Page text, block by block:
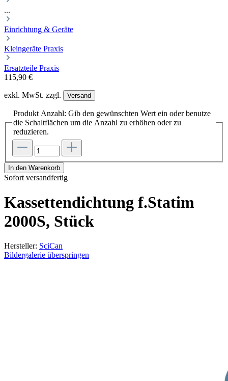
...
Einrichtung & Geräte
Kleingeräte Praxis
Ersatzteile Praxis
115,90 €
exkl. MwSt. zzgl. Versand
Produkt Anzahl: Gib den gewünschten Wert ein oder benutze
die Schaltflächen um die Anzahl zu erhöhen oder zu
reduzieren.
In den Warenkorb
Sofort versandfertig
Kassettendichtung f.Statim
2000S, Stück
Hersteller: SciCan
Bildergalerie überspringen